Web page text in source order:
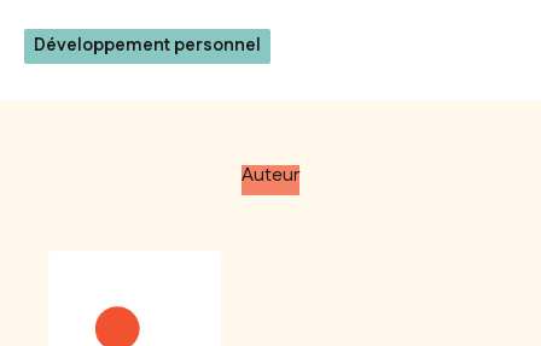
Développement personnel
Auteur